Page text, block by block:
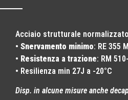
Acciaio strutturale
• Snervamento minimo: RE 355
• Resistenza a trazione: RM
• Resilienza min 27J a -20°C
Disp. in alcune misure anche